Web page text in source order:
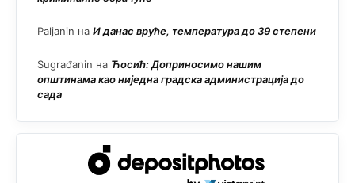
Paljanin на И данас вруће, температура до 39 степени
Sugrađanin на Ћосић: Доприносимо нашим
општинама као ниједна градска администрација до
сада